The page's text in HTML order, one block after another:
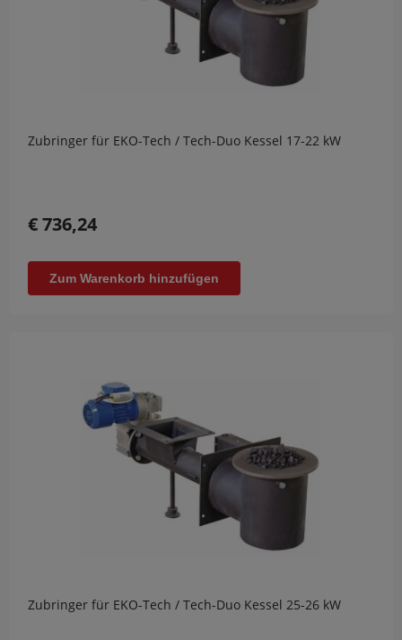
Zubringer für EKO-Tech / Tech-Duo Kessel 17-22 kW
€ 736,24
Zum Warenkorb hinzufügen
Zubringer für EKO-Tech / Tech-Duo Kessel 25-26 kW